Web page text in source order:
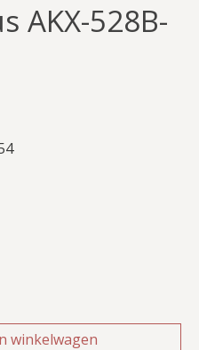
AKX-528B-
winkelwagen